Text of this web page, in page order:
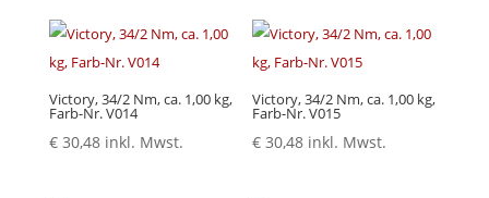
Victory, 34/2 Nm, ca. 1,00 kg,
Farb-Nr. V014
€30,48 inkl. Mwst.
Victory, 34/2 Nm, ca. 1,00 kg,
Farb-Nr. V015
€ 30,48 inkl. Mwst.